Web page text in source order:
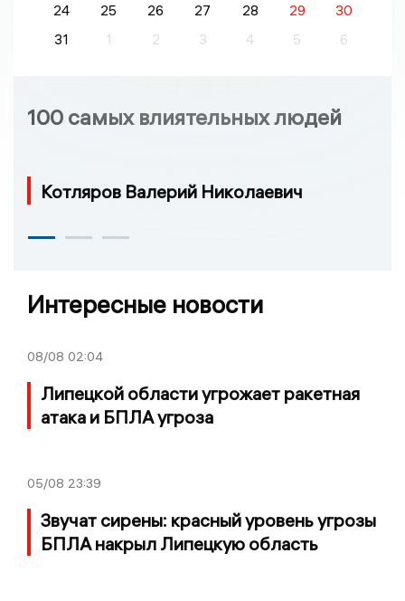
24
25 26 27 28 29
30
31
1 2 3 4 5 6
100 самых влиятельных людей
Котляров Валерий Николаевич
Интересные новости
08/08 02:04
Липецкой области угрожает ракетная
атака и БПЛА угроза
05/08 23:39
Звучат сирены: красный уровень угрозы
БПЛА накрыл Липецкую область